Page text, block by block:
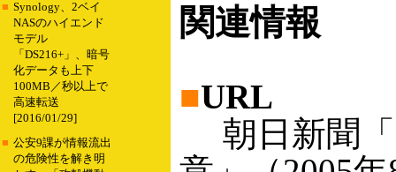
■ Synology、2ベイ
NASのハイエンド
モデル
「DS216+」、暗号
化データも上下
100MB／秒以上で
高速転送
[2016/01/29]
■ 公安9課が情報流出
の危険性を解き明
関連情報
■URL
朝日新聞